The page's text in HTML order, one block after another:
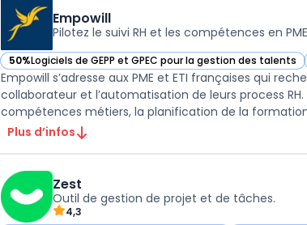
Empowill
Pilotez le suivi RH et les compétences en
50%Logiciels de GEPP et GPEC pour la gestion des talents
— voir Empowill dans cette catégorie
Empowill s’adresse aux PME et ETI françaises qui
collaborateur et l’automatisation de leurs process
Plus d’infos
Zest
Outil de gestion de projet et de tâches.
4,3